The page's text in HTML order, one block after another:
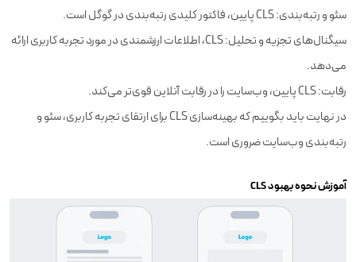
سئو و رتبه‌بندی: CLS پایین، فاکتور کلیدی رتبه‌بندی در گوگل است.
سیگنال‌های تجزیه و تحلیل: CLS، اطلاعات ارزشمندی در مورد تجربه کاربری ارائه
می‌دهد.
رقابت: CLS پایین، وب‌سایت را در رقابت آنلاین قوی‌تر می‌کند.
در نهایت باید بگوییم که بهینه‌سازی CLS برای ارتقای تجربه کاربری، سئو و
رتبه‌بندی وب‌سایت ضروری است.
آموزش نحوه بهبود CLS